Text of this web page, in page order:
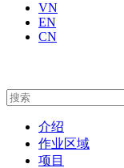
VN
EN
CN
介绍
作业区域
项目